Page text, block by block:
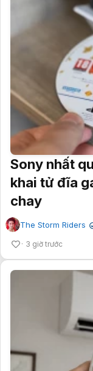
Sony nhất
khai tử đĩa
chay
The Storm Riders
3 giờ trước